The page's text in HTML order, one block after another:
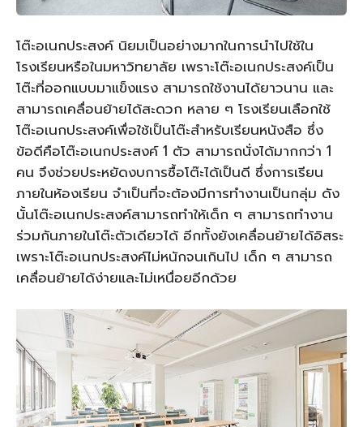
โต๊ะอเนกประสงค์ นิยมเป็นอย่างมากในการนำไปใช้ใน
โรงเรียนหรือในมหาวิทยาลัย เพราะโต๊ะอเนกประสงค์เป็น
โต๊ะที่ออกแบบมาแข็งแรง สามารถใช้งานได้ยาวนาน และ
สามารถเคลื่อนย้ายได้สะดวก หลาย ๆ โรงเรียนเลือกใช้
โต๊ะอเนกประสงค์เพื่อใช้เป็นโต๊ะสำหรับเรียนหนังสือ ซึ่ง
ข้อดีคือโต๊ะอเนกประสงค์ 1 ตัว สามารถนั่งได้มากกว่า 1
คน จึงช่วยประหยัดงบการซื้อโต๊ะได้เป็นดี ซึ่งการเรียน
ภายในห้องเรียน จำเป็นที่จะต้องมีการทำงานเป็นกลุ่ม ดัง
นั้นโต๊ะอเนกประสงค์สามารถทำให้เด็ก ๆ สามารถทำงาน
ร่วมกันภายในโต๊ะตัวเดียวได้ อีกทั้งยังเคลื่อนย้ายได้อิสระ
เพราะโต๊ะอเนกประสงค์ไม่หนักจนเกินไป เด็ก ๆ สามารถ
เคลื่อนย้ายได้ง่ายและไม่เหนื่อยอีกด้วย